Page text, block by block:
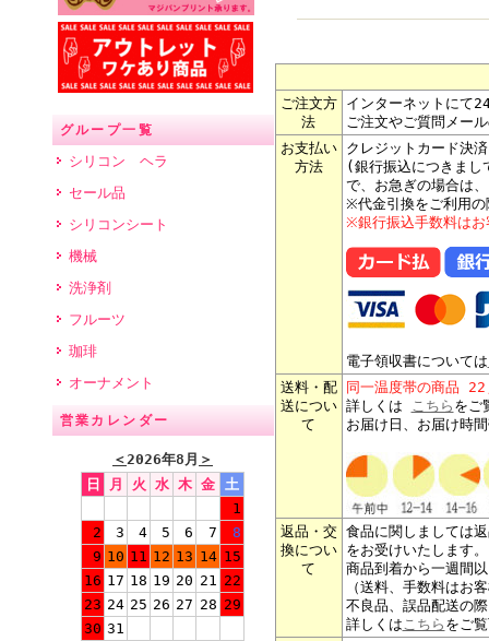
グループ一覧
シリコン ヘラ
セール品
シリコンシート
機械
洗浄剤
フルーツ
珈琲
オーナメント
営業カレンダー
＜2026年8月 ＞
日
月 火 水 木 金 土
1
2
3 4 5 6 7
8
9 10 11 12 13 14 15
16 17 18 19 20 21 22
23 24 25 26 27 28 29
30 31
ご注文方
法
インターネットにて
ご注文やご質問メー
お支払い
方法
クレジットカード決
(銀行振込につきまし
で、お急ぎの場合は
※代金引換をご利用の
※銀行振込手数料はお
電子領収書については
送料・配
送につい
て
同一温度帯の商品
詳しくは こちら をご
お届け日、お届け時
返品・交
換につい
て
食品に関しましては
をお受けいたします。
商品到着から一週間
（送料、手数料はお
不良品、誤品配送の
詳しくはこちら をご